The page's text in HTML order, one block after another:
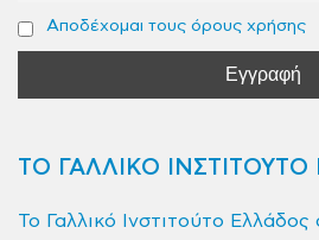
Αποδέχομαι τους όρους χρήσης
ΤΟ ΓΑΛΛΙΚΟ
Το Γαλλικό Ινστιτούτο